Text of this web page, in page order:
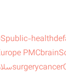
public-health
PMCbrain
surgerycancer